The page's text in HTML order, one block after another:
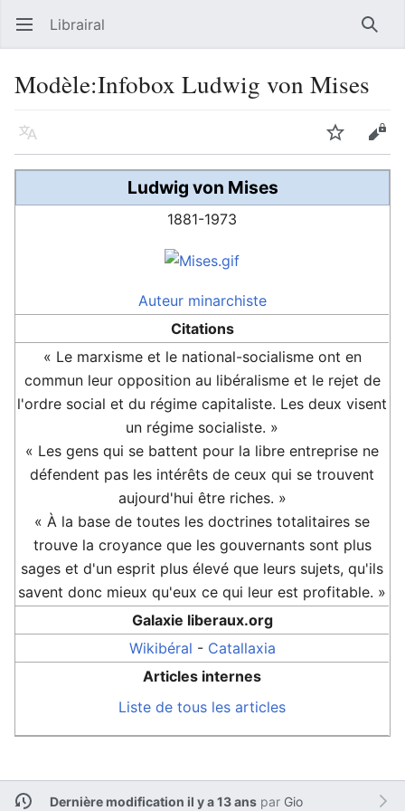
Ouvrir le menu principal Librairal
Modèle:Infobox Ludwig von Mises
Langue Suivre
Ludwig von Mises
1881-1973
Auteur minarchiste
Citations
« Le marxisme et le national-socialisme ont en
commun leur opposition au libéralisme et le rejet de
l'ordre social et du régime capitaliste. Les deux visent
un régime socialiste. »
« Les gens qui se battent pour la libre entreprise ne
défendent pas les intérêts de ceux qui se trouvent
aujourd'hui être riches. »
« À la base de toutes les doctrines totalitaires se
trouve la croyance que les gouvernants sont plus
sages et d'un esprit plus élevé que leurs sujets, qu'ils
savent donc mieux qu'eux ce qui leur est profitable. »
Galaxie liberaux.org
Wikibéral - Catallaxia
Articles internes
Liste de tous les articles
Dernière modification il y a 13 anspar Gio